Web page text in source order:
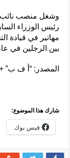
وشغل منصب نائب
رئيس الوزراء
مهاتير في قيادة
بين الرجلين في عام
المصدر: “أ ف ب”
شارك هذا الموضوع:
فيس بوك